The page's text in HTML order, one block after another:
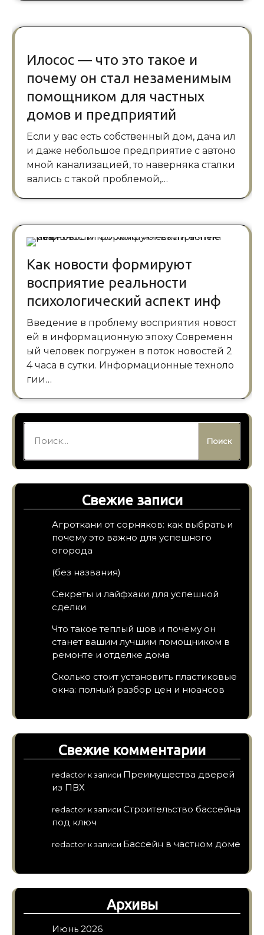
Илосос — что это такое и
почему он стал незаменимым
помощником для частных
домов и предприятий
Если у вас есть собственный дом, дача ил
и даже небольшое предприятие с автоно
мной канализацией, то наверняка сталки
вались с такой проблемой,…
Как новости формируют
восприятие реальности
психологический аспект инф
Введение в проблему восприятия новост
ей в информационную эпоху Современн
ый человек погружен в поток новостей 2
4 часа в сутки. Информационные техноло
гии…
Свежие записи
Агроткани от сорняков: как выбрать и
почему это важно для успешного
огорода
(без названия)
Секреты и лайфхаки для успешной
сделки
Что такое теплый шов и почему он
станет вашим лучшим помощником в
ремонте и отделке дома
Сколько стоит установить пластиковые
окна: полный разбор цен и нюансов
Свежие комментарии
redactor к записи Преимущества дверей
из ПВХ
redactor к записи Строительство бассейна
под ключ
redactor к записи Бассейн в частном доме
Архивы
Июнь 2026